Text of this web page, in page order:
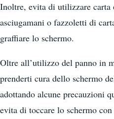
Inoltre, evita di utilizzare carta
asciugamani o fazzoletti di
graffiare lo schermo.
Oltre all’utilizzo del panno in
prenderti cura dello schermo
adottando alcune precauzioni
evita di toccare lo schermo